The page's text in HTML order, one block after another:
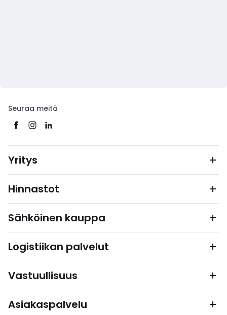
Seuraa meitä
Yritys
Hinnastot
Sähköinen kauppa
Logistiikan palvelut
Vastuullisuus
Asiakaspalvelu